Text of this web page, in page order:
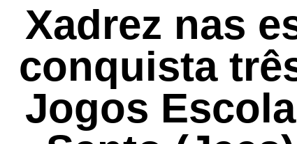
Xadrez nas
conquista
Jogos